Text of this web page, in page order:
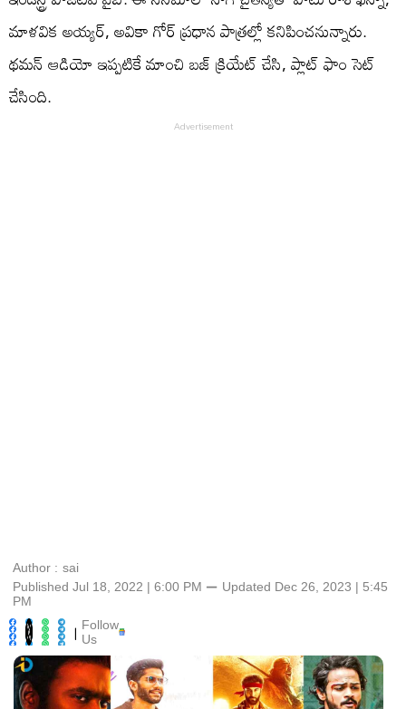
మాళవిక అయ్యర్, అవికా గోర్ ప్రధాన పాత్రల్లో కనిపించనున్నారు.
థమన్ ఆడియో ఇప్పటికే మాంచి బజ్ క్రియేట్ చేసి, ప్లాట్ ఫాం సెట్
చేసింది.
Author : sai
Published Jul 18, 2022 | 6:00 PM ⚊ Updated Dec 26, 2023 | 5:45
PM
| Follow
Us